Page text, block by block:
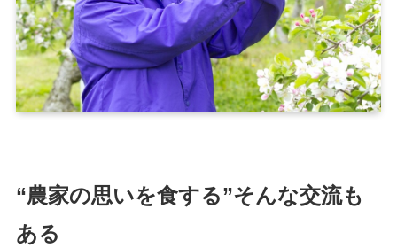
“農家の思いを食する”そんな交流も
ある